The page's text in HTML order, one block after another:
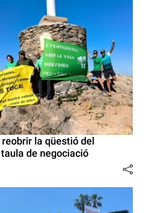
la qüestió del
de negociació